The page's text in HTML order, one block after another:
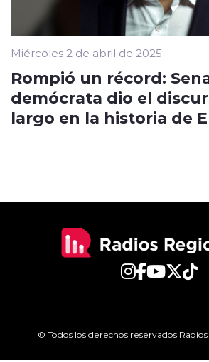
Miércoles 2 de abril de 2025
Rompió un récord:
demócrata dio el
largo en la historia de
© Todos los derechos reservados